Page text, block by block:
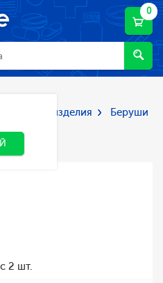
0
и изделия Беруши
2 шт.